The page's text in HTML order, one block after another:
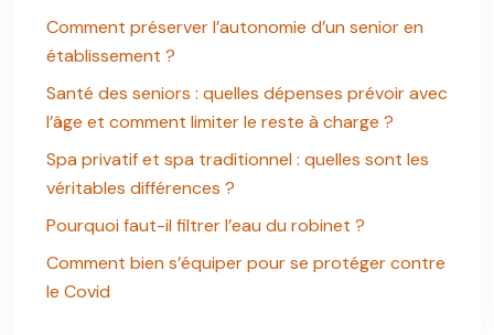
Comment préserver l’autonomie d’un senior en
établissement ?
Santé des seniors : quelles dépenses prévoir avec
l’âge et comment limiter le reste à charge ?
Spa privatif et spa traditionnel : quelles sont les
véritables différences ?
Pourquoi faut-il filtrer l’eau du robinet ?
Comment bien s’équiper pour se protéger contre
le Covid